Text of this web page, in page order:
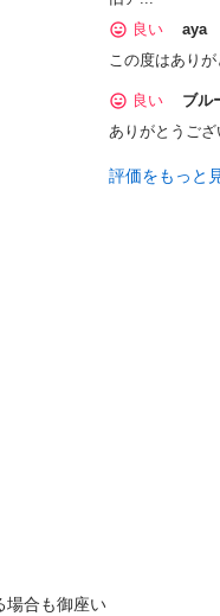
場合も御座い
良い
aya
この度はありが
良い
ブル
ありがとうござ
評価をもっと